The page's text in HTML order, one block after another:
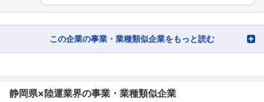
この企業の事業・業種類似企業をもっと読む
静岡県×陸運業界の事業・業種類似企業